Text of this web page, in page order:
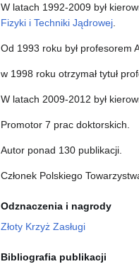
W latach 1992-2009 był
Fizyki i Techniki Jądrowej
Od 1993 roku był profesorem
w 1998 roku otrzymał tytuł
W latach 2009-2012 był
Promotor 7 prac doktorskich.
Autor ponad 130 publikacji.
Członek Polskiego
Odznaczenia i nagrody
Złoty Krzyż Zasługi
Bibliografia publikacji